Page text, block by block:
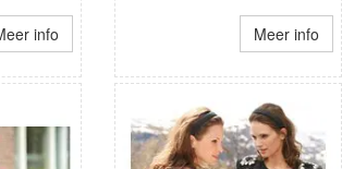
info Meer info